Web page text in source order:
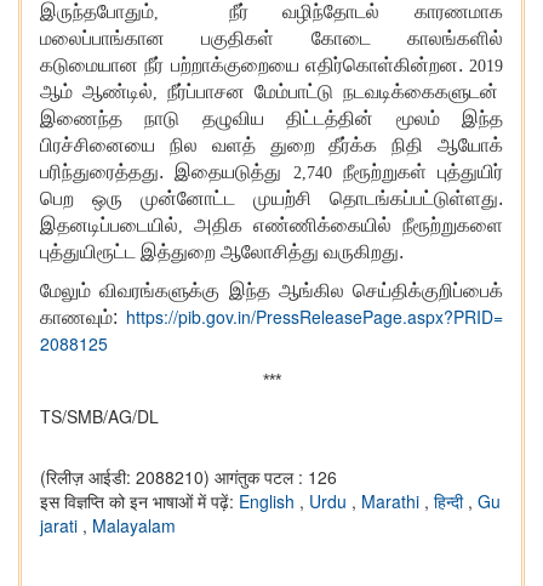
இருந்தபோதும், நீர் வழிந்தோடல் காரணமாக
மலைப்பாங்கான பகுதிகள் கோடை காலங்களில்
கடுமையான நீர் பற்றாக்குறையை எதிர்கொள்கின்றன. 2019
ஆம் ஆண்டில், நீர்ப்பாசன மேம்பாட்டு நடவடிக்கைகளுடன்
இணைந்த நாடு தழுவிய திட்டத்தின் மூலம் இந்த
பிரச்சினையை நில வளத் துறை தீர்க்க நிதி ஆயோக்
பரிந்துரைத்தது. இதையடுத்து 2,740நீரூற்றுகள் புத்துயிர்
பெற ஒரு முன்னோட்ட முயற்சி தொடங்கப்பட்டுள்ளது.
இதனடிப்படையில், அதிக எண்ணிக்கையில் நீரூற்றுகளை
புத்துயிரூட்ட இத்துறை ஆலோசித்து வருகிறது.
மேலும் விவரங்களுக்கு இந்த ஆங்கில செய்திக்குறிப்பைக்
காணவும்: https://pib.gov.in/PressReleasePage.aspx?PRID=
2088125
***
TS/SMB/AG/DL
(रिलीज़ आईडी: 2088210) आगंतुक पटल : 126
इस विज्ञप्ति को इन भाषाओं में पढ़ें: English , Urdu , Marathi , हिन्दी , Gu
jarati , Malayalam